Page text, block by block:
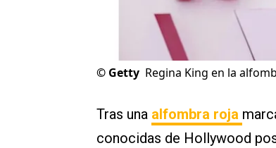
© Getty Regina King en la
Tras una alfombra roja
conocidas de Hollywood